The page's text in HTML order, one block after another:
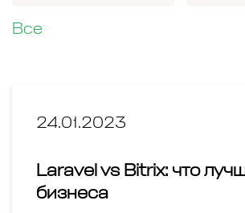
YouTube
Яндекс.Директ
Тест
Все
24.01.2023
Laravel vs Bitrix: что
бизнеса